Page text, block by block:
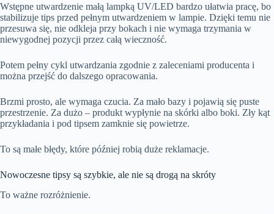
Wstępne utwardzenie małą lampką UV/LED bardzo ułatwia pracę, bo
stabilizuje tips przed pełnym utwardzeniem w lampie. Dzięki temu nie
przesuwa się, nie odkleja przy bokach i nie wymaga trzymania w
niewygodnej pozycji przez całą wieczność.
Potem pełny cykl utwardzania zgodnie z zaleceniami producenta i
można przejść do dalszego opracowania.
Brzmi prosto, ale wymaga czucia. Za mało bazy i pojawią się puste
przestrzenie. Za dużo – produkt wypłynie na skórki albo boki. Zły kąt
przykładania i pod tipsem zamknie się powietrze.
To są małe błędy, które później robią duże reklamacje.
Nowoczesne tipsy są szybkie, ale nie są drogą na skróty
To ważne rozróżnienie.